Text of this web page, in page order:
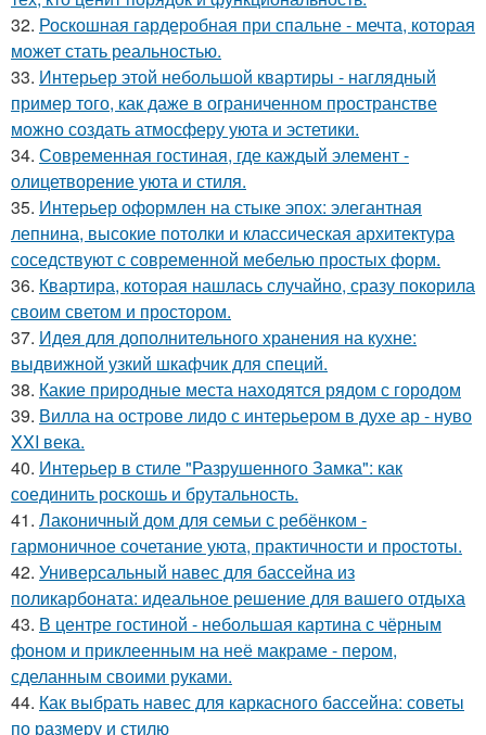
32. Роскошная гардеробная при спальне - мечта, которая
может стать реальностью.
33. Интерьер этой небольшой квартиры - наглядный
пример того, как даже в ограниченном пространстве
можно создать атмосферу уюта и эстетики.
34. Современная гостиная, где каждый элемент -
олицетворение уюта и стиля.
35. Интерьер оформлен на стыке эпох: элегантная
лепнина, высокие потолки и классическая архитектура
соседствуют с современной мебелью простых форм.
36. Квартира, которая нашлась случайно, сразу покорила
своим светом и простором.
37. Идея для дополнительного хранения на кухне:
выдвижной узкий шкафчик для специй.
38. Какие природные места находятся рядом с городом
39. Вилла на острове лидо с интерьером в духе ар - нуво
XXI века.
40. Интерьер в стиле "Разрушенного Замка": как
соединить роскошь и брутальность.
41. Лаконичный дом для семьи с ребёнком -
гармоничное сочетание уюта, практичности и простоты.
42. Универсальный навес для бассейна из
поликарбоната: идеальное решение для вашего отдыха
43. В центре гостиной - небольшая картина с чёрным
фоном и приклеенным на неё макраме - пером,
сделанным своими руками.
44. Как выбрать навес для каркасного бассейна: советы
по размеру и стилю